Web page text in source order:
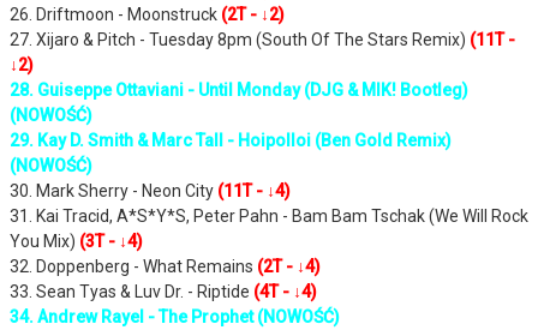
26. Driftmoon - Moonstruck (2T - ↓2)
27. Xijaro & Pitch - Tuesday 8pm (South Of The Stars Remix) (11T -
↓2)
28. Guiseppe Ottaviani - Until Monday (DJG & MIK! Bootleg)
(NOWOŚĆ)
29. Kay D. Smith & Marc Tall - Hoipolloi (Ben Gold Remix)
(NOWOŚĆ)
30. Mark Sherry - Neon City (11T - ↓4)
31. Kai Tracid, A*S*Y*S, Peter Pahn - Bam Bam Tschak (We Will Rock
You Mix) (3T - ↓4)
32. Doppenberg - What Remains (2T - ↓4)
33. Sean Tyas & Luv Dr. - Riptide (4T - ↓4)
34. Andrew Rayel - The Prophet (NOWOŚĆ)